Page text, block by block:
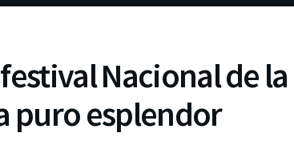
Nacional de la
puro esplendor